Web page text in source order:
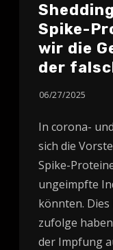
Spike-
wir die
der
06/27/2025
In corona-
sich die
Spike-
ungeimpfte
könnten.
zufolge
der Impfung